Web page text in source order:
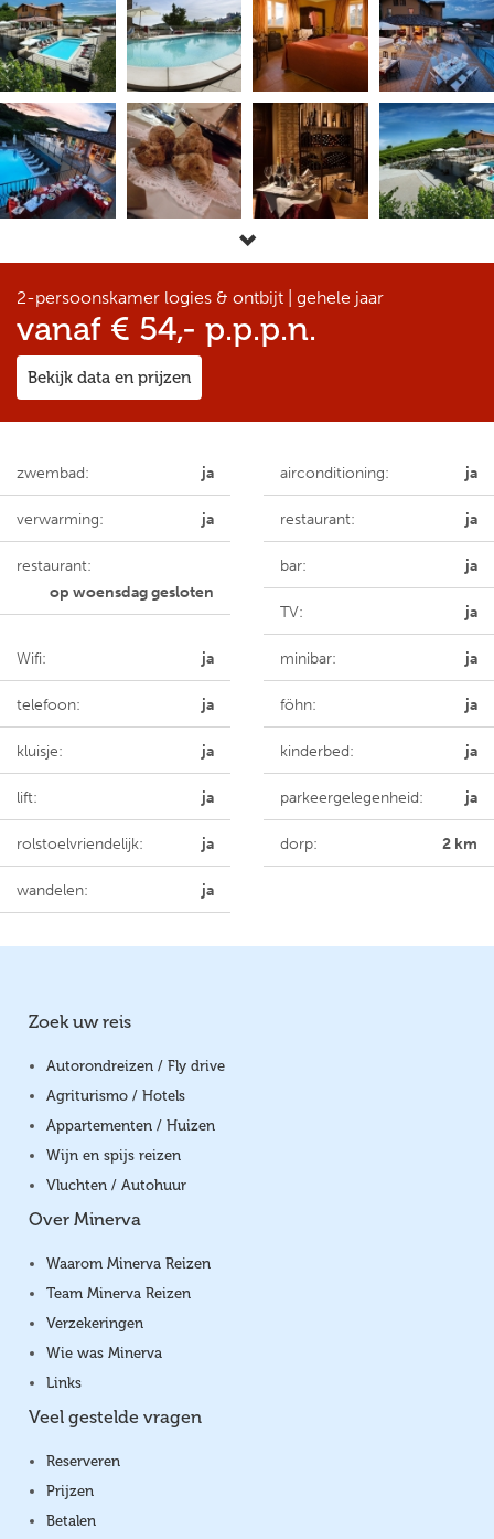
2-persoonskamer logies & ontbijt | gehele jaar
vanaf € 54,- p.p.p.n.
Bekijk data en prijzen
zwembad: ja airconditioning: ja
verwarming: ja restaurant: ja
restaurant:
op woensdag gesloten
bar: ja
TV: ja
Wifi: ja minibar: ja
telefoon: ja föhn: ja
kluisje: ja kinderbed: ja
lift: ja parkeergelegenheid: ja
rolstoelvriendelijk: ja dorp: 2 km
wandelen: ja
Zoek uw reis
Autorondreizen / Fly drive
Agriturismo / Hotels
Appartementen / Huizen
Wijn en spijs reizen
Vluchten / Autohuur
Over Minerva
Waarom Minerva Reizen
Team Minerva Reizen
Verzekeringen
Wie was Minerva
Links
Veel gestelde vragen
Reserveren
Prijzen
Betalen